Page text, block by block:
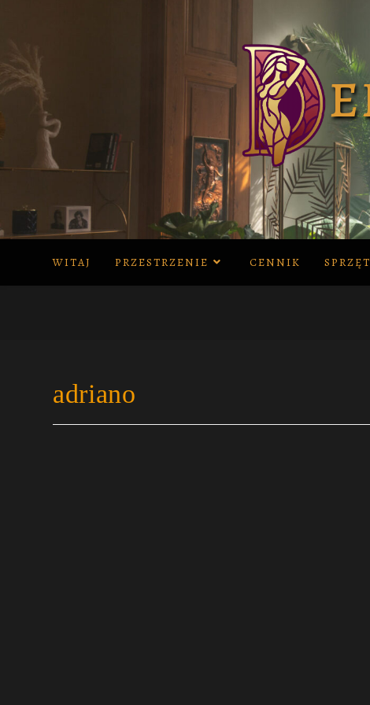
WITAJ PRZESTRZENIE CENNIK SPRZĘT
adriano